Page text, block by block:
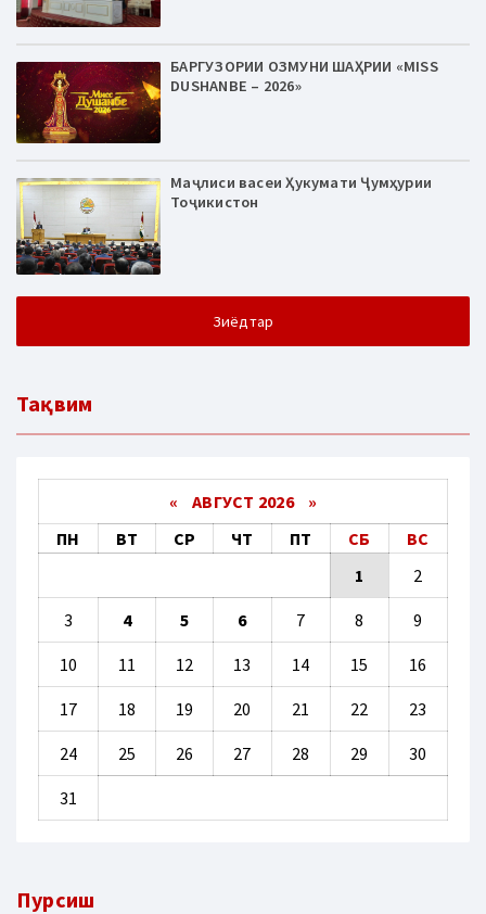
БАРГУЗОРИИ ОЗМУНИ ШАҲРИИ «MISS
DUSHANBE – 2026»
Маҷлиси васеи Ҳукумати Ҷумҳурии
Тоҷикистон
Зиёдтар
Тақвим
« АВГУСТ 2026 »
ПН
ВТ СР ЧТ ПТ СБ
ВС
1
2
3 4 5 6 7 8 9
10 11 12 13 14 15 16
17 18 19 20 21 22 23
24 25 26 27 28 29 30
31
Пурсиш